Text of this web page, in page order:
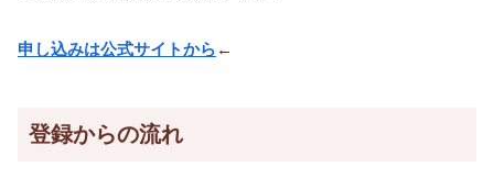
申し込みは公式サイトから ←
登録からの流れ